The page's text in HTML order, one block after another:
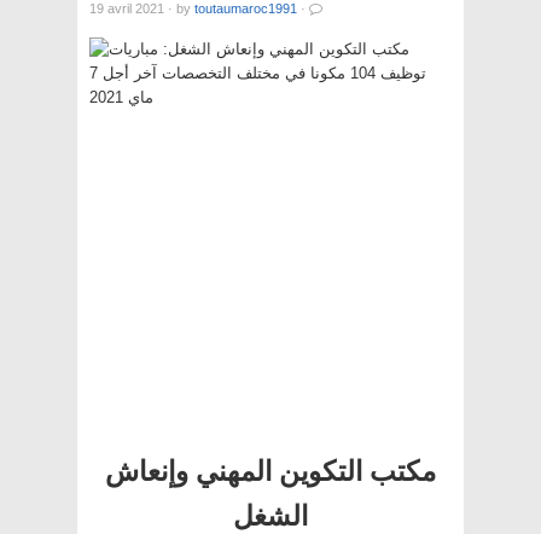
19 avril 2021 · by toutaumaroc1991 ·
مكتب التكوين المهني وإنعاش
الشغل